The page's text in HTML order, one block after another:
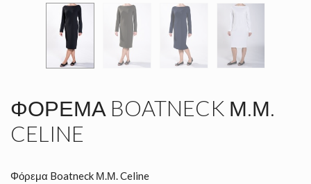
ΦΌΡΕΜΑ BOATNECK Μ.Μ.
CELINE
Φόρεμα Boatneck Μ.Μ. Celine